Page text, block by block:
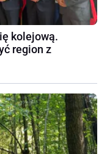
kolejową.
region z